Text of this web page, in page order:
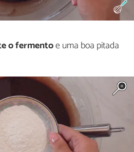
o fermentoe uma boa pitada